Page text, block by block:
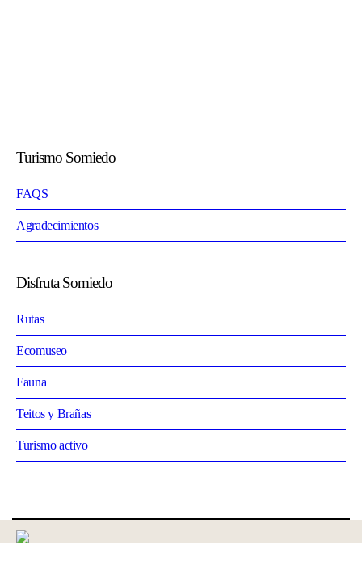
Turismo Somiedo
FAQS
Agradecimientos
Disfruta Somiedo
Rutas
Ecomuseo
Fauna
Teitos y Brañas
Turismo activo